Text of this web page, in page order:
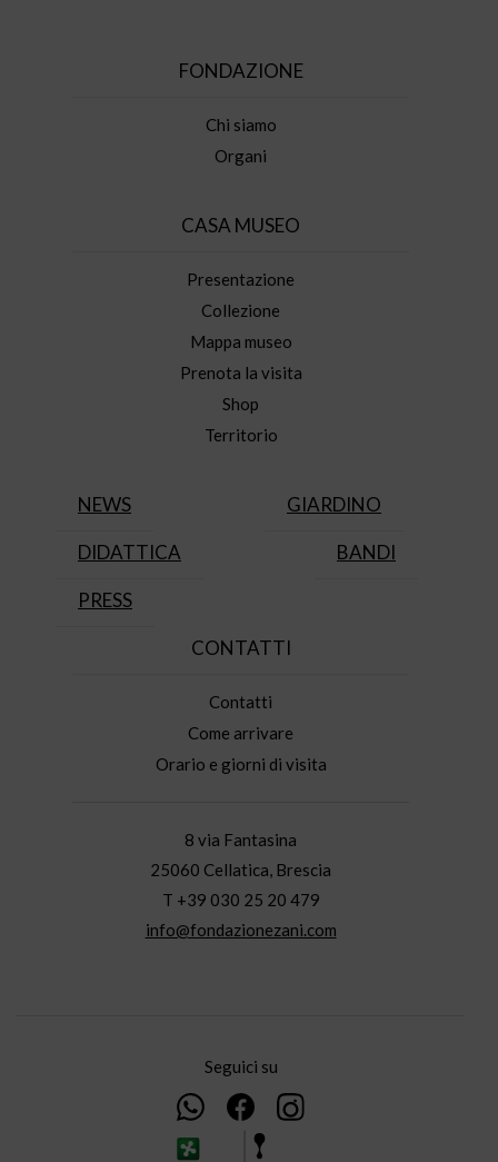
FONDAZIONE
Chi siamo
Organi
CASA MUSEO
Presentazione
Collezione
Mappa museo
Prenota la visita
Shop
Territorio
NEWS GIARDINO
DIDATTICA BANDI
PRESS
CONTATTI
Contatti
Come arrivare
Orario e giorni di visita
8 via Fantasina
25060 Cellatica, Brescia
T +39 030 25 20 479
info@fondazionezani.com
Seguici su